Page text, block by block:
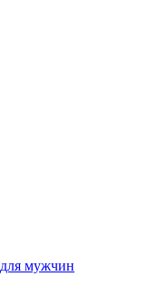
мужчин